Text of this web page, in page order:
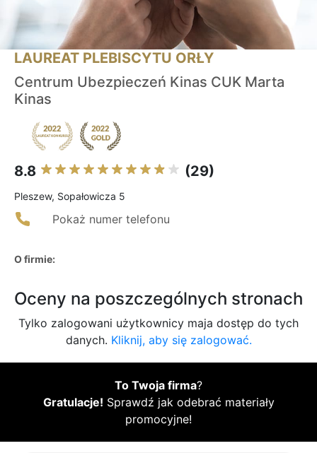
LAUREAT PLEBISCYTU ORŁY
Centrum Ubezpieczeń Kinas CUK Marta
Kinas
8.8 (29)
Pleszew, Sopałowicza 5
Pokaż numer telefonu
O firmie:
Oceny na poszczególnych stronach
Tylko zalogowani użytkownicy maja dostęp do tych
danych. Kliknij, aby się zalogować.
To Twoja firma?
Gratulacje! Sprawdź jak odebrać materiały
promocyjne!